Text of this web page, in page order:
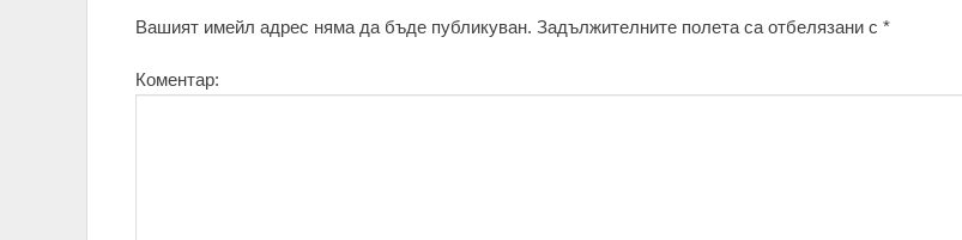
Вашият имейл адрес няма да бъде публикуван. Задължителните полета са отбелязани с *
Коментар: